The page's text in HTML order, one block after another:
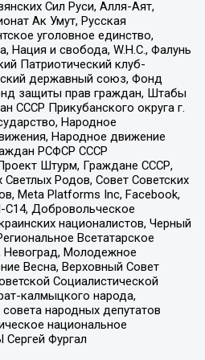
Сил Руси, Алля-Аят,
Ак Умут, Русская
уголовное единство,
Нация и свобода, W.H.С., Фалунь
Патриотический клуб-
державный союз, Фонд
защиты прав граждан, Штабы
СССР Прикубанского округа г.
Народное
Народное движение
РСФСР СССР
Штурм, Граждане СССР,
Родов, Совет Советских
Meta Platforms Inc, Facebook,
С14, Добровольческое
националистов, Черный
Всетатарское
Невоград, Молодежное
Весна, Верховный Совет
Социалистической
калмыцкого народа,
народных депутатов
национальное
Фургал